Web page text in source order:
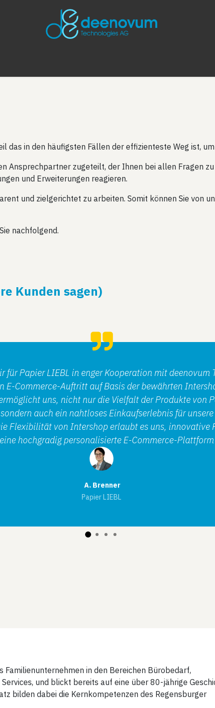
das in den häufigsten Fällen der effizienteste Weg ist,
Ansprechpartner zugeteilt, der Ihnen bei allen Fragen
und Erweiterungen reagieren.
und zielgerichtet zu arbeiten. Somit können Sie von
nachfolgend.
Kunden sagen)
für Papier LIEBL in enger Kooperation mit deenovum
E-Commerce-Auftritt auf Basis der bewährten
uns, nicht nur die Vielfalt der Produkte von
auch ein nahtloses Einkaufserlebnis für unsere
Flexibilität von Intershop erlaubt es uns, innovative
hochgradig personalisierte E-Commerce-
A. Brenner
Papier LIEBL
Familienunternehmen in den Bereichen Bürobedarf,
und blickt bereits auf eine über 80-jährige
bilden dabei die Kernkompetenzen des Regensburger